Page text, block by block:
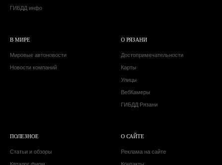
ГИБДД инфо
В МИРЕ
Мировые автоновости
Новости компаний
О РЯЗАНИ
Достопримечательности
Карты
Улицы
ВебКамеры
ГИБДД Рязани
ПОЛЕЗНОЕ
Статьи и обзоры
О САЙТЕ
Реклама на сайте